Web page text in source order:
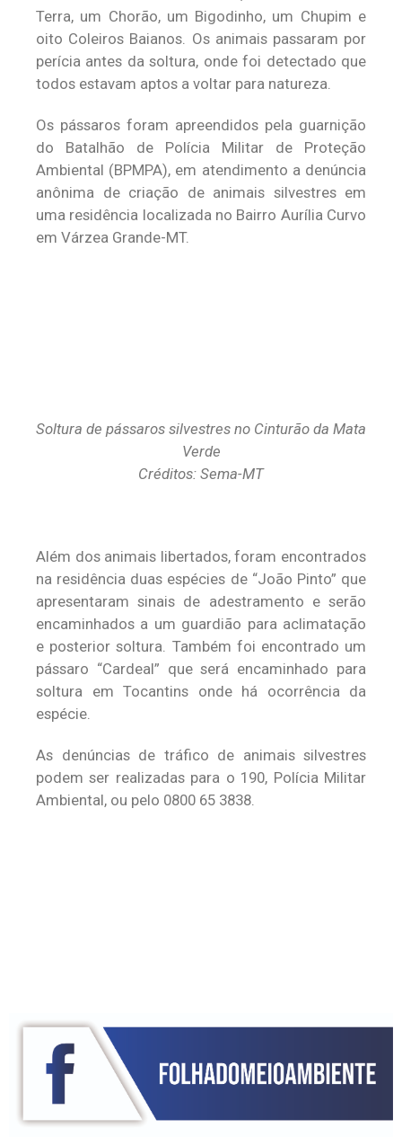
Terra, um Chorão, um Bigodinho, um Chupim e
oito Coleiros Baianos. Os animais passaram por
perícia antes da soltura, onde foi detectado que
todos estavam aptos a voltar para natureza.
Os pássaros foram apreendidos pela guarnição
do Batalhão de Polícia Militar de Proteção
Ambiental (BPMPA), em atendimento a denúncia
anônima de criação de animais silvestres em
uma residência localizada no Bairro Aurília Curvo
em Várzea Grande-MT.
Soltura de pássaros silvestres no Cinturão da Mata
Verde
Créditos: Sema-MT
Além dos animais libertados, foram encontrados
na residência duas espécies de “João Pinto” que
apresentaram sinais de adestramento e serão
encaminhados a um guardião para aclimatação
e posterior soltura. Também foi encontrado um
pássaro “Cardeal” que será encaminhado para
soltura em Tocantins onde há ocorrência da
espécie.
As denúncias de tráfico de animais silvestres
podem ser realizadas para o 190, Polícia Militar
Ambiental, ou pelo 0800 65 3838.